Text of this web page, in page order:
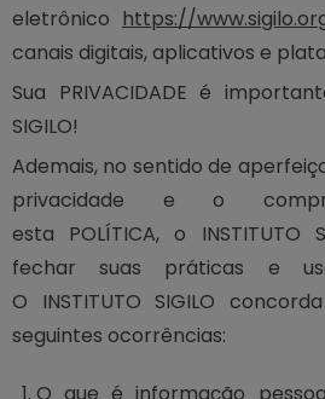
eletrônico https://
canais digitais, aplicativos e
Sua PRIVACIDADE é
SIGILO!
Ademais, no sentido de
privacidade e o
esta POLÍTICA, o INSTITUTO
fechar suas práticas e
O INSTITUTO SIGILO
seguintes ocorrências:
O que é informação